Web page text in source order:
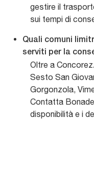
gestire il
sui tempi di
Quali comuni
serviti per la
Oltre a
Sesto San
Gorgonzola,
Contatta
disponibilità e i